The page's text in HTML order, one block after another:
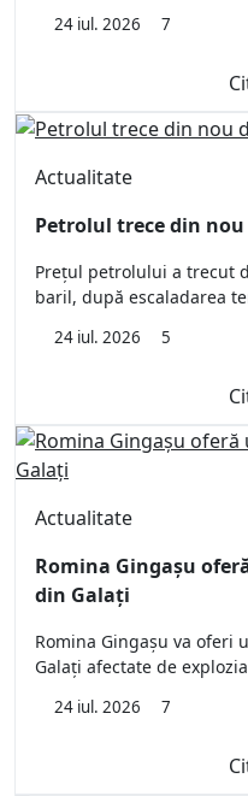
24 iul. 2026 7
Actualitate
Petrolul trece din nou
Prețul petrolului a trecut
baril, după escaladarea
24 iul. 2026 5
Actualitate
Romina Gingașu
din Galați
Romina Gingașu va oferi
Galați afectate de
24 iul. 2026 7